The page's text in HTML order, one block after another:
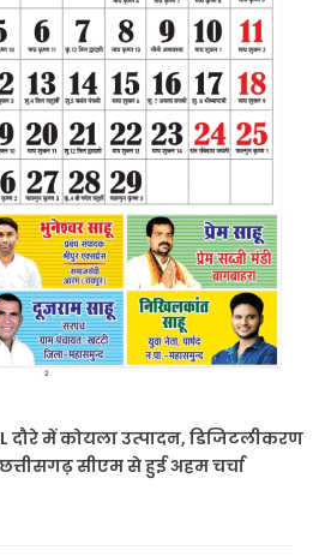
दौरे में कोयला उत्पादन, डिजिटलीकरण
सीएम से हुई अहम चर्चा